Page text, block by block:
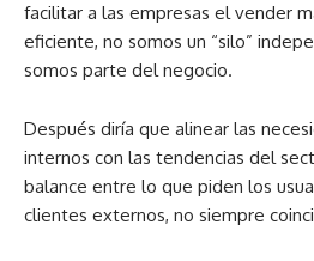
facilitar a las empresas el vender
eficiente, no somos un “silo”
somos parte del negocio.
Después diría que alinear las
internos con las tendencias del
balance entre lo que piden los
clientes externos, no siempre